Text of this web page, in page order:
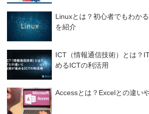
Linuxとは？初心者でもわか
を紹介
ICT（情報通信技術）とは？
めるICTの利活用
Accessとは？Excelとの違い